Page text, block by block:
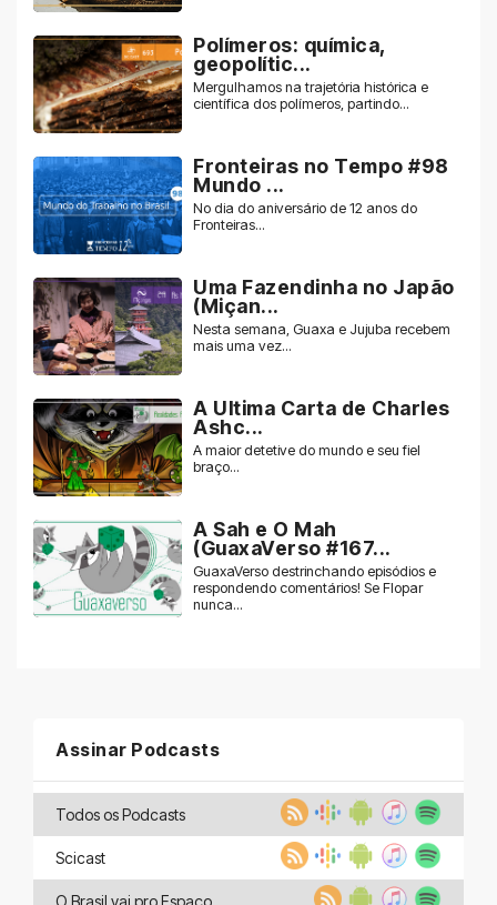
Polímeros: química,
geopolític...
Mergulhamos na trajetória histórica e
científica dos polímeros, partindo...
Fronteiras no Tempo #98
Mundo ...
No dia do aniversário de 12 anos do
Fronteiras...
Uma Fazendinha no Japão
(Miçan...
Nesta semana, Guaxa e Jujuba recebem
mais uma vez...
A Ultima Carta de Charles
Ashc...
A maior detetive do mundo e seu fiel
braço...
A Sah e O Mah
(GuaxaVerso #167...
GuaxaVerso destrinchando episódios e
respondendo comentários! Se Flopar
nunca...
Assinar Podcasts
Todos os Podcasts
Scicast
O Brasil vai pro Espaço